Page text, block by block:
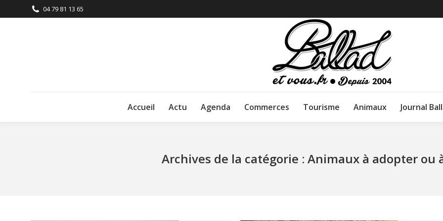
04 79 81 13 65
Accueil Actu Agenda Commerces Tourisme Animaux Journal
Archives de la catégorie : Animaux à adopter ou